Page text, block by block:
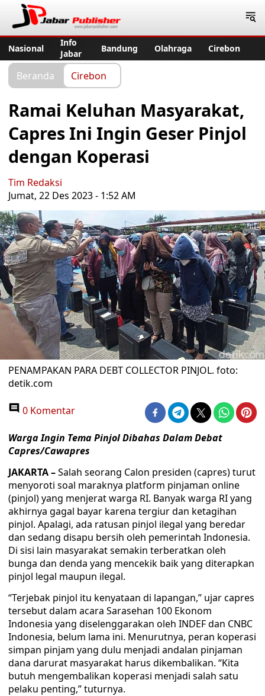
Nasional
Info
Jabar
Bandung Olahraga Cirebon
Beranda Cirebon
Ramai Keluhan Masyarakat,
Capres Ini Ingin Geser Pinjol
dengan Koperasi
Tim Redaksi
Jumat, 22 Des 2023 - 1:52 AM
PENAMPAKAN PARA DEBT COLLECTOR PINJOL. foto:
detik.com
0 Komentar
Warga Ingin Tema Pinjol Dibahas Dalam Debat
Capres/Cawapres
JAKARTA –Salah seorang Calon presiden (capres) turut
menyoroti soal maraknya platform pinjaman online
(pinjol) yang menjerat warga RI. Banyak warga RI yang
akhirnya gagal bayar karena tergiur dan ketagihan
pinjol. Apalagi, ada ratusan pinjol ilegal yang beredar
dan sedang disapu bersih oleh pemerintah Indonesia.
Di sisi lain masyarakat semakin terberatkan oleh
bunga dan denda yang mencekik baik yang diterapkan
pinjol legal maupun ilegal.
“Terjebak pinjol itu kenyataan di lapangan,” ujar capres
tersebut dalam acara Sarasehan 100 Ekonom
Indonesia yang diselenggarakan oleh INDEF dan CNBC
Indonesia, belum lama ini. Menurutnya, peran koperasi
simpan pinjam yang dulu menjadi andalan pinjaman
dana darurat masyarakat harus dikembalikan. “Kita
butuh mengembalikan koperasi menjadi salah satu
pelaku penting,” tuturnya.